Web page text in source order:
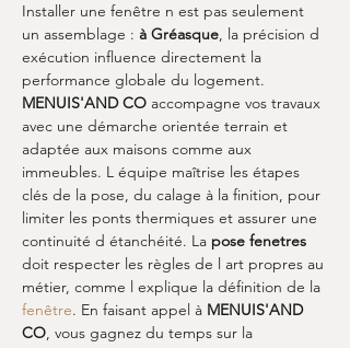
Installer une fenêtre n est pas seulement
un assemblage : à Gréasque, la précision d
exécution influence directement la
performance globale du logement.
MENUIS'AND CO accompagne vos travaux
avec une démarche orientée terrain et
adaptée aux maisons comme aux
immeubles. L équipe maîtrise les étapes
clés de la pose, du calage à la finition, pour
limiter les ponts thermiques et assurer une
continuité d étanchéité. La pose fenetres
doit respecter les règles de l art propres au
métier, comme l explique la définition de la
fenêtre. En faisant appel à MENUIS'AND
CO, vous gagnez du temps sur la